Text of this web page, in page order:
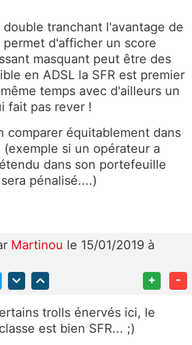
double tranchant l'avantage de
permet d'afficher un score
masquant peut être des
en ADSL la SFR est premier
temps avec d'ailleurs un
fait pas rever !
comparer équitablement dans
(exemple si un opérateur a
dans son portefeuille
pénalisé....)
Martinou le 15/01/2019 à
+ -
trolls énervés ici, le
est bien SFR... ;)